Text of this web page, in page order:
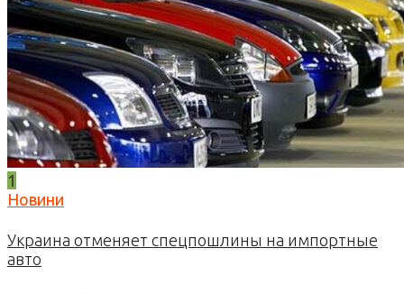
1
Новини
Украина отменяет спецпошлины на импортные
авто